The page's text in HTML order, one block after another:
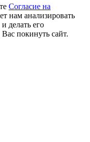
Согласие на
нам анализировать
делать его
покинуть сайт.